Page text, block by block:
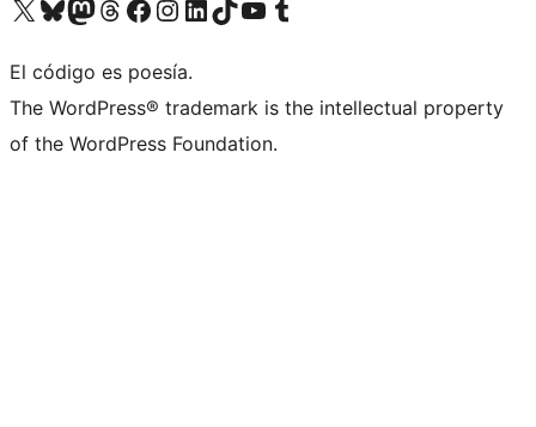
Visit our X (formerly Twitter) account
Visit our Bluesky account
Visit our Mastodon account
Visit our Threads account
Visita nuestra página de Facebook
Visita nuestra cuenta de Instagram
Visita nuestra cuenta de LinkedIn
Visit our TikTok account
Visita nuestro canal de YouTube
Visit our Tumblr account
El código es poesía.
The WordPress® trademark is the intellectual property
of the WordPress Foundation.